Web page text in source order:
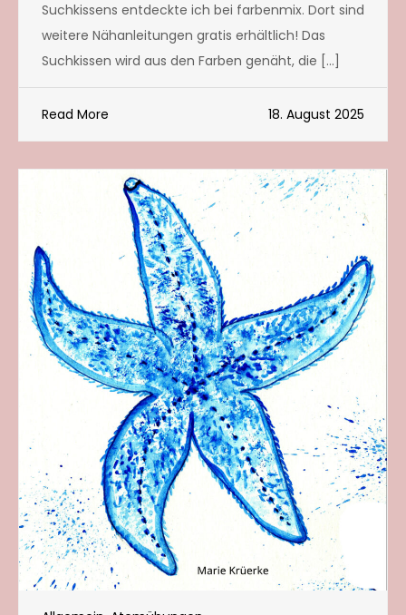
Suchkissens entdeckte ich bei farbenmix. Dort sind
weitere Nähanleitungen gratis erhältlich! Das
Suchkissen wird aus den Farben genäht, die […]
Read More 18. August 2025